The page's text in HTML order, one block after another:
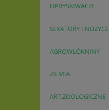
OPRYSKIWACZE
SEKATORY I NOŻYCE
AGROWŁÓKNINY
ZIEMIA
ART.ZOOLOGICZNE